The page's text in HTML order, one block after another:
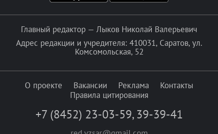
Главный редактор — Лыков Николай Валерьевич
Адрес редакции и учредителя: 410031, Саратов, ул.
Комсомольская, 52
О проекте Вакансии Реклама
Контакты
Правила цитирования
+7 (8452) 23-03-59, 39-39-41